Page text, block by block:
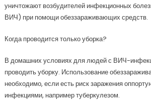
уничтожают возбудителей инфекционных
ВИЧ) при помощи обеззараживающих средств.
Когда проводится только уборка?
В домашних условиях для людей с ВИЧ-
проводить уборку. Использование
необходимо, если есть риск заражения
инфекциями, например туберкулезом.